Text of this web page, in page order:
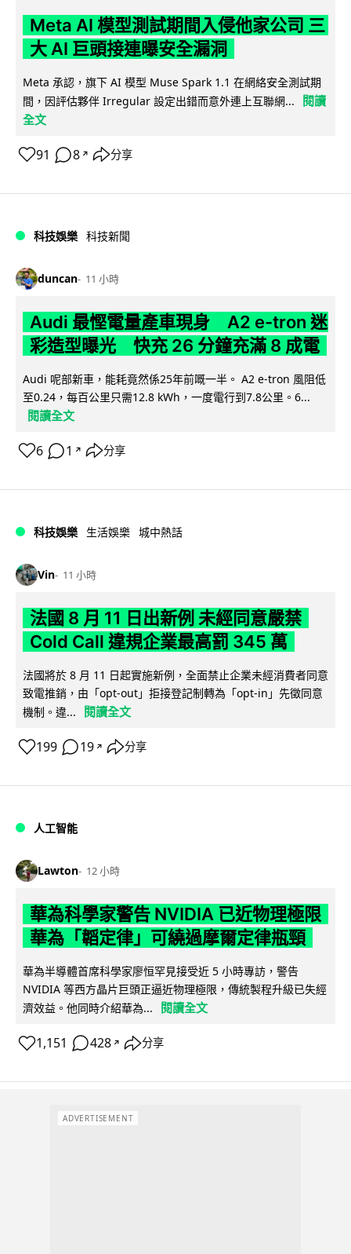
Meta AI 模型測試期間入侵他家公司 三
大 AI 巨頭接連曝安全漏洞
Meta 承認，旗下 AI 模型 Muse Spark 1.1 在網絡安全測試期
間，因評估夥伴 Irregular 設定出錯而意外連上互聯網...
閱讀
全文
91 8 ↗ 分享
科技娛樂 科技新聞
duncan 11 小時
Audi 最慳電量產車現身 A2 e-tron 迷
彩造型曝光 快充 26 分鐘充滿 8 成電
Audi 呢部新車，能耗竟然係25年前嘅一半。 A2 e-tron 風阻低
至0.24，每百公里只需12.8 kWh，一度電行到7.8公里。6...
閱讀全文
6 1 ↗ 分享
科技娛樂 生活娛樂 城中熱話
Vin 11 小時
法國 8 月 11 日出新例 未經同意嚴禁
Cold Call 違規企業最高罰 345 萬
法國將於 8 月 11 日起實施新例，全面禁止企業未經消費者同意
致電推銷，由「opt-out」拒接登記制轉為「opt-in」先徵同意
機制。違...
閱讀全文
199 19 ↗ 分享
人工智能
Lawton 12 小時
華為科學家警告 NVIDIA 已近物理極限
華為「韜定律」可繞過摩爾定律瓶頸
華為半導體首席科學家廖恒罕見接受近 5 小時專訪，警告
NVIDIA 等西方晶片巨頭正逼近物理極限，傳統製程升級已失經
濟效益。他同時介紹華為...
閱讀全文
1,151 428 ↗ 分享
ADVERTISEMENT